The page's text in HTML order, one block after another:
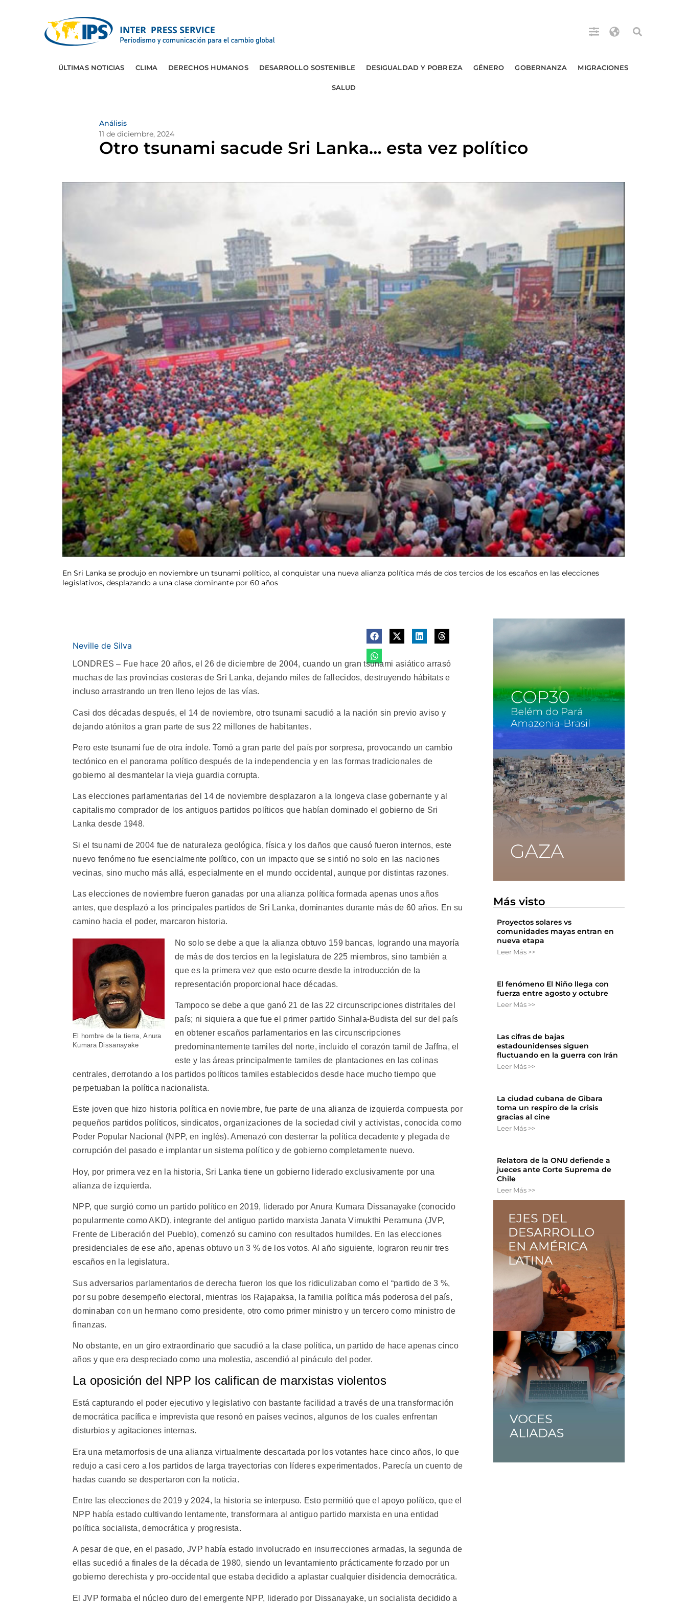
ÚLTIMAS NOTICIAS CLIMA DERECHOS HUMANOS DESARROLLO SOSTENIBLE DESIGUALDAD Y POBREZA GÉNERO GOBERNANZA MIGRACIONES
SALUD
Análisis
11 de diciembre, 2024
Otro tsunami sacude Sri Lanka… esta vez político
En Sri Lanka se produjo en noviembre un tsunami político, al conquistar una nueva alianza política más de dos tercios de los escaños en las elecciones
legislativos, desplazando a una clase dominante por 60 años
Neville de Silva
LONDRES – Fue hace 20 años, el 26 de diciembre de 2004, cuando un gran tsunami asiático arrasó
muchas de las provincias costeras de Sri Lanka, dejando miles de fallecidos, destruyendo hábitats e
incluso arrastrando un tren lleno lejos de las vías.
Casi dos décadas después, el 14 de noviembre, otro tsunami sacudió a la nación sin previo aviso y
dejando atónitos a gran parte de sus 22 millones de habitantes.
Pero este tsunami fue de otra índole. Tomó a gran parte del país por sorpresa, provocando un cambio
tectónico en el panorama político después de la independencia y en las formas tradicionales de
gobierno al desmantelar la vieja guardia corrupta.
Las elecciones parlamentarias del 14 de noviembre desplazaron a la longeva clase gobernante y al
capitalismo comprador de los antiguos partidos políticos que habían dominado el gobierno de Sri
Lanka desde 1948.
Si el tsunami de 2004 fue de naturaleza geológica, física y los daños que causó fueron internos, este
nuevo fenómeno fue esencialmente político, con un impacto que se sintió no solo en las naciones
vecinas, sino mucho más allá, especialmente en el mundo occidental, aunque por distintas razones.
Las elecciones de noviembre fueron ganadas por una alianza política formada apenas unos años
antes, que desplazó a los principales partidos de Sri Lanka, dominantes durante más de 60 años. En su
camino hacia el poder, marcaron historia.
El hombre de la tierra, Anura
Kumara Dissanayake
No solo se debe a que la alianza obtuvo 159 bancas, logrando una mayoría
de más de dos tercios en la legislatura de 225 miembros, sino también a
que es la primera vez que esto ocurre desde la introducción de la
representación proporcional hace décadas.
Tampoco se debe a que ganó 21 de las 22 circunscripciones distritales del
país; ni siquiera a que fue el primer partido Sinhala-Budista del sur del país
en obtener escaños parlamentarios en las circunscripciones
predominantemente tamiles del norte, incluido el corazón tamil de Jaffna, el
este y las áreas principalmente tamiles de plantaciones en las colinas
centrales, derrotando a los partidos políticos tamiles establecidos desde hace mucho tiempo que
perpetuaban la política nacionalista.
Este joven que hizo historia política en noviembre, fue parte de una alianza de izquierda compuesta por
pequeños partidos políticos, sindicatos, organizaciones de la sociedad civil y activistas, conocida como
Poder Popular Nacional (NPP, en inglés). Amenazó con desterrar la política decadente y plegada de
corrupción del pasado e implantar un sistema político y de gobierno completamente nuevo.
Hoy, por primera vez en la historia, Sri Lanka tiene un gobierno liderado exclusivamente por una
alianza de izquierda.
NPP, que surgió como un partido político en 2019, liderado por Anura Kumara Dissanayake (conocido
popularmente como AKD), integrante del antiguo partido marxista Janata Vimukthi Peramuna (JVP,
Frente de Liberación del Pueblo), comenzó su camino con resultados humildes. En las elecciones
presidenciales de ese año, apenas obtuvo un 3 % de los votos. Al año siguiente, lograron reunir tres
escaños en la legislatura.
Sus adversarios parlamentarios de derecha fueron los que los ridiculizaban como el “partido de 3 %,
por su pobre desempeño electoral, mientras los Rajapaksa, la familia política más poderosa del país,
dominaban con un hermano como presidente, otro como primer ministro y un tercero como ministro de
finanzas.
No obstante, en un giro extraordinario que sacudió a la clase política, un partido de hace apenas cinco
años y que era despreciado como una molestia, ascendió al pináculo del poder.
La oposición del NPP los califican de marxistas violentos
Está capturando el poder ejecutivo y legislativo con bastante facilidad a través de una transformación
democrática pacífica e imprevista que resonó en países vecinos, algunos de los cuales enfrentan
disturbios y agitaciones internas.
Era una metamorfosis de una alianza virtualmente descartada por los votantes hace cinco años, lo que
redujo a casi cero a los partidos de larga trayectorias con líderes experimentados. Parecía un cuento de
hadas cuando se despertaron con la noticia.
Entre las elecciones de 2019 y 2024, la historia se interpuso. Esto permitió que el apoyo político, que el
NPP había estado cultivando lentamente, transformara al antiguo partido marxista en una entidad
política socialista, democrática y progresista.
A pesar de que, en el pasado, JVP había estado involucrado en insurrecciones armadas, la segunda de
ellas sucedió a finales de la década de 1980, siendo un levantamiento prácticamente forzado por un
gobierno derechista y pro-occidental que estaba decidido a aplastar cualquier disidencia democrática.
El JVP formaba el núcleo duro del emergente NPP, liderado por Dissanayake, un socialista decidido a
Más visto
Proyectos solares vs
comunidades mayas entran en
nueva etapa
Leer Más >>
El fenómeno El Niño llega con
fuerza entre agosto y octubre
Leer Más >>
Las cifras de bajas
estadounidenses siguen
fluctuando en la guerra con Irán
Leer Más >>
La ciudad cubana de Gibara
toma un respiro de la crisis
gracias al cine
Leer Más >>
Relatora de la ONU defiende a
jueces ante Corte Suprema de
Chile
Leer Más >>